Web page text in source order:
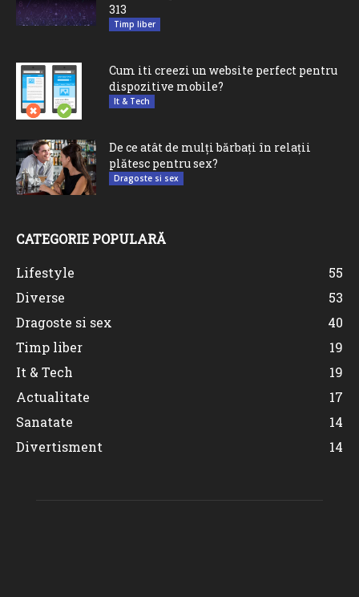
313
Timp liber
Cum iti creezi un website perfect pentru
dispozitive mobile?
It & Tech
De ce atât de mulți bărbați în relații
plătesc pentru sex?
Dragoste si sex
CATEGORIE POPULARĂ
Lifestyle
55
Diverse
53
Dragoste si sex
40
Timp liber
19
It & Tech
19
Actualitate
17
Sanatate
14
Divertisment
14